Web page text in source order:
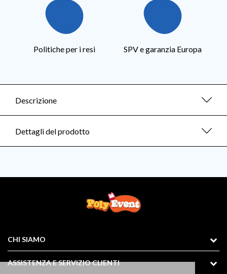
Politiche per i resi SPV e garanzia Europa
Descrizione
Dettagli del prodotto
CHI SIAMO
ASSISTENZA E SERVIZIO CLIENTI